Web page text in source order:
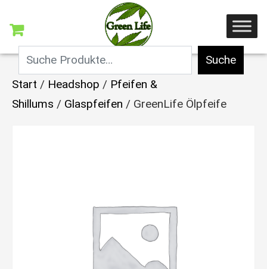
Suche
Start / Headshop / Pfeifen &
Shillums / Glaspfeifen / GreenLife Ölpfeife